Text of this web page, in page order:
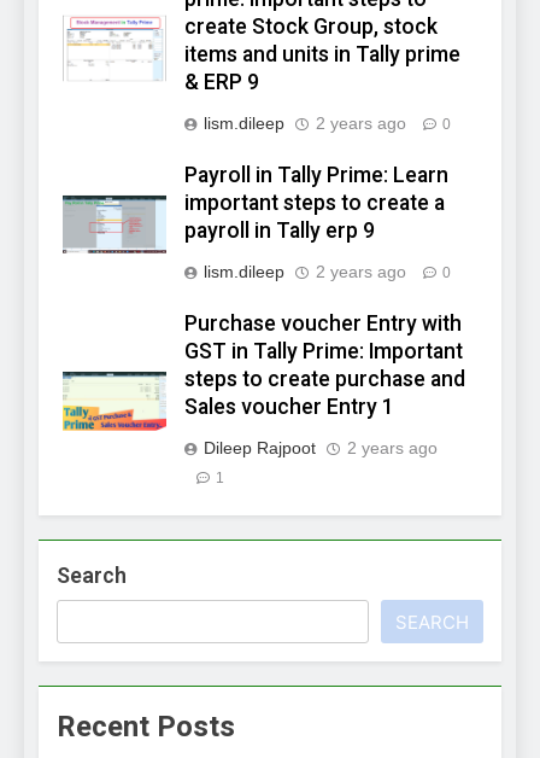
create Stock Group, stock
items and units in Tally prime
& ERP 9
lism.dileep 2 years ago 0
Payroll in Tally Prime: Learn
important steps to create a
payroll in Tally erp 9
lism.dileep 2 years ago 0
Purchase voucher Entry with
GST in Tally Prime: Important
steps to create purchase and
Sales voucher Entry 1
Dileep Rajpoot 2 years ago
1
Search
SEARCH
Recent Posts